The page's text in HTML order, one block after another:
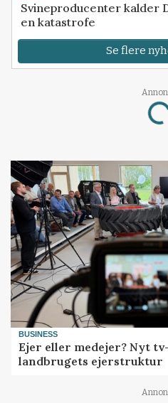
Svineproducenter kalder
en katastrofe
Se flere
BUSINESS
Ejer eller medejer? Nyt
landbrugets ejerstruktur